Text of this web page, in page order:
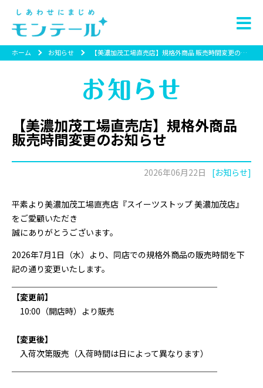
ホーム お知らせ 【美濃加茂工場直売店】規格外商品 販売時間変更のお知らせ
【美濃加茂工場直売店】規格外商品
販売時間変更のお知らせ
2026年06月22日 [お知らせ]
平素より美濃加茂工場直売店『スイーツストップ 美濃加茂店』
をご愛顧いただき
誠にありがとうございます。
2026年7月1日（水）より、同店での規格外商品の販売時間を下
記の通り変更いたします。
【変更前】
10:00（開店時）より販売
【変更後】
入荷次第販売（入荷時間は日によって異なります）